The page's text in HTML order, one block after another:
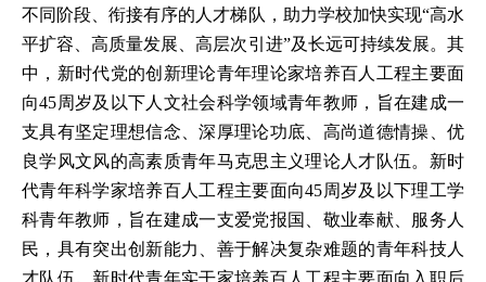
不同阶段、衔接有序的人才梯队，助力学校加快实现“高水
平扩容、高质量发展、高层次引进”及长远可持续发展。其
中，新时代党的创新理论青年理论家培养百人工程主要面
向45周岁及以下人文社会科学领域青年教师，旨在建成一
支具有坚定理想信念、深厚理论功底、高尚道德情操、优
良学风文风的高素质青年马克思主义理论人才队伍。新时
代青年科学家培养百人工程主要面向45周岁及以下理工学
科青年教师，旨在建成一支爱党报国、敬业奉献、服务人
民，具有突出创新能力、善于解决复杂难题的青年科技人